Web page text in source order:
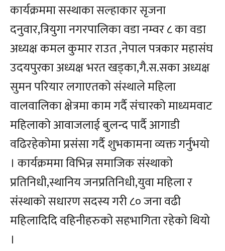
कार्यक्रममा सस्थाका सल्हाकार सृजना
दनुवार,त्रियुगा नगरपालिका वडा नम्वर ८ का वडा
अध्यक्ष कमल कुमार राउत ,नेपाल पत्रकार महासंघ
उदयपुरका अध्यक्ष भरत खड्का,गै.स.सका अध्यक्ष
सुमन परियार लगाएतको संस्थाले महिला
वालवालिका क्षेत्रमा काम गर्दै संचारको माध्यमवाट
महिलाको आवाजलाई बुलन्द पार्दै आगाडी
वढिरहेकोमा प्रसंसा गर्दै शुभकामना व्यक्त गर्नुभयो
। कार्यक्रममा विभिन्न समाजिक संस्थाको
प्रतिनिधी,स्थानिय जनप्रतिनिधी,युवा महिला र
संस्थाको सधारण सदस्य गरी ८० जना वढी
महिलादिदि वहिनीहरुको सहभागिता रहेको थियो
।